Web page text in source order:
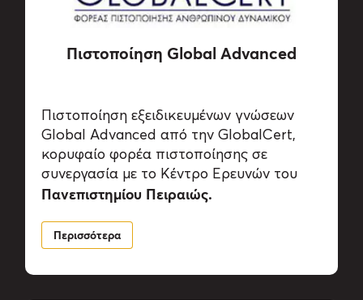
Πιστοποίηση Global Advanced
Πιστοποίηση εξειδικευμένων γνώσεων
Global Advanced από την GlobalCert,
κορυφαίο φορέα πιστοποίησης σε
συνεργασία με το Κέντρο Ερευνών του
Πανεπιστημίου Πειραιώς.
Περισσότερα